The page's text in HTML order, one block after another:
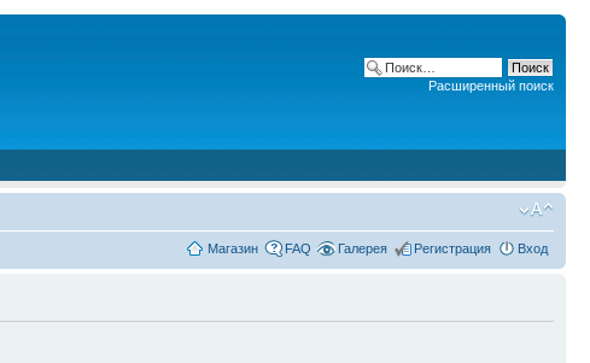
Расширенный поиск
Магазин FAQ Галерея Регистрация Вход